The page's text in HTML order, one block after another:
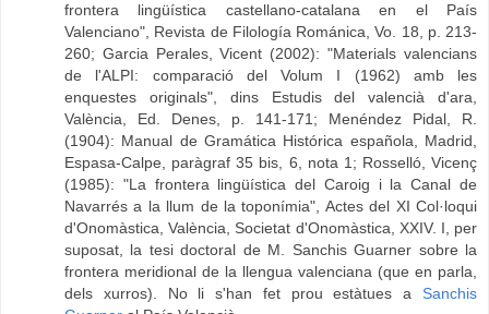
frontera lingüística castellano-catalana en el País
Valenciano", Revista de Filología Románica, Vo. 18, p. 213-
260; Garcia Perales, Vicent (2002): "Materials valencians
de l'ALPI: comparació del Volum I (1962) amb les
enquestes originals", dins Estudis del valencià d'ara,
València, Ed. Denes, p. 141-171; Menéndez Pidal, R.
(1904): Manual de Gramática Histórica española, Madrid,
Espasa-Calpe, paràgraf 35 bis, 6, nota 1; Rosselló, Vicenç
(1985): "La frontera lingüística del Caroig i la Canal de
Navarrés a la llum de la toponímia", Actes del XI Col·loqui
d'Onomàstica, València, Societat d'Onomàstica, XXIV. I, per
suposat, la tesi doctoral de M. Sanchis Guarner sobre la
frontera meridional de la llengua valenciana (que en parla,
dels xurros). No li s'han fet prou estàtues a Sanchis